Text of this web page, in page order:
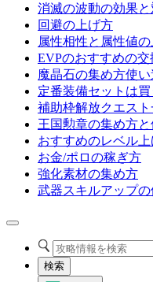
消滅の波動の効果
回避の上げ方
属性相性と属性値
EVPのおすすめの交
魔晶石の集め方使い
定番装備セットは買
補助枠解放クエスト
王国勲章の集め方
おすすめのレベル
お金/ポロの稼ぎ方
強化素材の集め方
武器スキルアップ
検索